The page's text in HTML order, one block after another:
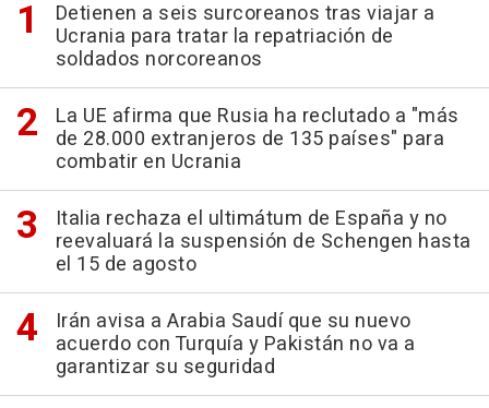
Detienen a seis surcoreanos tras viajar a
Ucrania para tratar la repatriación de
soldados norcoreanos
La UE afirma que Rusia ha reclutado a "más
de 28.000 extranjeros de 135 países" para
combatir en Ucrania
Italia rechaza el ultimátum de España y no
reevaluará la suspensión de Schengen hasta
el 15 de agosto
Irán avisa a Arabia Saudí que su nuevo
acuerdo con Turquía y Pakistán no va a
garantizar su seguridad